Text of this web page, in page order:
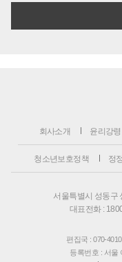
회사소개 윤리강령
청소년보호정책 정
서울특별시 성동구
대표전화 :
편집국 : 070-
등록번호 : 서울